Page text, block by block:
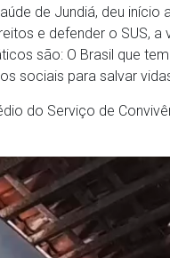
de Jundiá, deu início
e defender o SUS, a
são: O Brasil que
sociais para salvar
do Serviço de